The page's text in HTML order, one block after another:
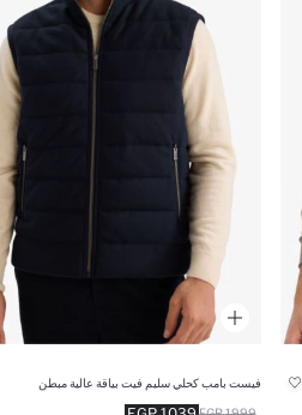
فيست بامب كحلي سليم فيت بياقة عالية مبطن